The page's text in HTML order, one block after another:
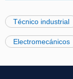
Técnico industrial
Electromecánicos